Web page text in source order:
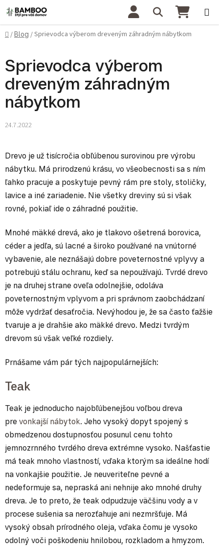
Prejsť na obsah Hľadať
Domov
/Blog /Sprievodca výberom dreveným záhradným nábytkom
Sprievodca výberom
dreveným záhradným
nábytkom
24.7.2022
Drevo je už tisícročia obľúbenou surovinou pre výrobu
nábytku. Má prirodzenú krásu, vo všeobecnosti sa s ním
ľahko pracuje a poskytuje pevný rám pre stoly, stoličky,
lavice a iné zariadenie. Nie všetky dreviny sú si však
rovné, pokiaľ ide o záhradné použitie.
Mnohé mäkké drevá, ako je tlakovo ošetrená borovica,
céder a jedľa, sú lacné a široko používané na vnútorné
vybavenie, ale neznášajú dobre poveternostné vplyvy a
potrebujú stálu ochranu, keď sa nepoužívajú. Tvrdé drevo
je na druhej strane oveľa odolnejšie, odoláva
poveternostným vplyvom a pri správnom zaobchádzaní
môže vydržať desaťročia. Nevýhodou je, že sa často ťažšie
tvaruje a je drahšie ako mäkké drevo. Medzi tvrdým
drevom sú však veľké rozdiely.
Prnášame vám pár tých najpopulárnejších:
Teak
Teak je jednoducho najobľúbenejšou voľbou dreva
pre vonkajší nábytok. Jeho vysoký dopyt spojený s
obmedzenou dostupnosťou posunul cenu tohto
jemnozrnného tvrdého dreva extrémne vysoko. Našťastie
má teak mnoho vlastností, vďaka ktorým sa ideálne hodí
na vonkajšie použitie. Je neuveriteľne pevné a
nedeformuje sa, nepraská ani nehnije ako mnohé druhy
dreva. Je to preto, že teak odpudzuje väčšinu vody a v
procese sušenia sa nerozťahuje ani nezmršťuje. Má
vysoký obsah prírodného oleja, vďaka čomu je vysoko
odolný voči poškodeniu hnilobou, rozkladom a hmyzom.